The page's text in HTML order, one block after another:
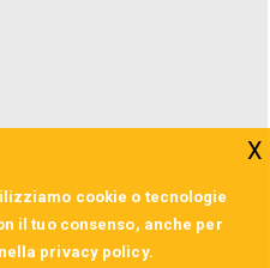
cookie o tecnologie
il tuo consenso, anche per
privacy policy.